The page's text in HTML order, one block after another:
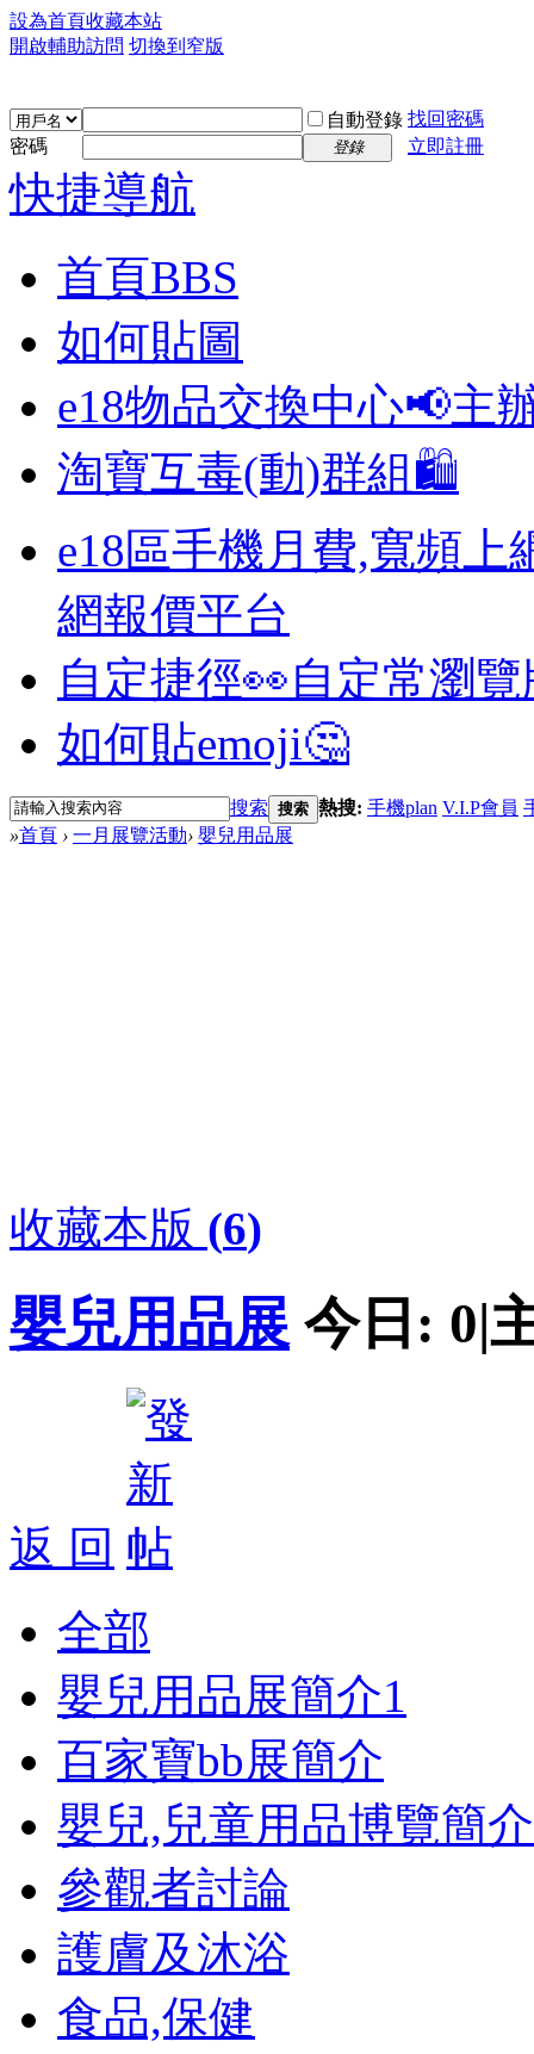
設為首頁收藏本站
開啟輔助訪問 切換到窄版
自動登錄 找回密碼
密碼
登錄 立即註冊
快捷導航
首頁BBS
如何貼圖
e18物品交換中心📢主
淘寶互毒(動)群組🛍️
e18區手機月費,寬頻上
網報價平台
自定捷徑👀自定常瀏
如何貼emoji🤔
搜索 搜索 熱搜: 手機plan V.I.P會員
»首頁 › 一月展覽活動› 嬰兒用品展
收藏本版 (6)
嬰兒用品展 今日: 0|
返 回
全部
嬰兒用品展簡介1
百家寶bb展簡介
嬰兒,兒童用品博覽簡介
參觀者討論
護膚及沐浴
食品,保健